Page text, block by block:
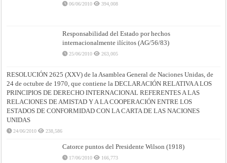
06/06/2010 394,008
Responsabilidad del Estado por hechos
internacionalmente ilícitos (AG/56/83)
25/06/2010 263,005
RESOLUCIÓN 2625 (XXV) de la Asamblea General de Naciones Unidas, de
24 de octubre de 1970, que contiene la DECLARACIÓN RELATIVA A LOS
PRINCIPIOS DE DERECHO INTERNACIONAL REFERENTES A LAS
RELACIONES DE AMISTAD Y A LA COOPERACIÓN ENTRE LOS
ESTADOS DE CONFORMIDAD CON LA CARTA DE LAS NACIONES
UNIDAS
24/06/2010 238,586
Catorce puntos del Presidente Wilson (1918)
17/06/2010 166,773